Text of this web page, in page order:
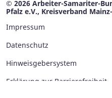
© 2026 Arbeiter-Samariter-
Pfalz e.V., Kreisverband
Impressum
Datenschutz
Hinweisgebersystem
Erklärung zur Barrierefreiheit